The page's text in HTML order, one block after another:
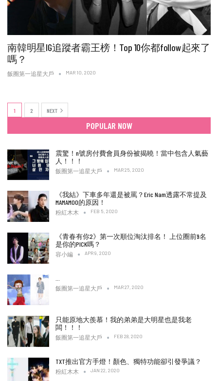
南韓明星IG追蹤者霸王榜！Top 10你都follow起來了
嗎？
飯圈第一追星大戶 MAR 10, 2020
1 2 NEXT
POPULAR NOW
震驚！n號房付費會員身份被揭曉！當中包含人氣藝
人！！！
飯圈第一追星大戶 MAR 25, 2020
《我結》下車多年還是被罵？Eric Nam透露不常提及
MAMAMOO的原因！
粉紅木木 FEB 5, 2020
《青春有你2》第一次順位淘汰排名！ 上位圈前9名
是你的PICK嗎？
容小編 APR 9, 2020
飯圈第一追星大戶 MAR 27, 2020
只能原地大羨慕！我的弟弟是大明星也是我老
闆！！！
飯圈第一追星大戶 FEB 28, 2020
TXT推出官方手燈！顏色、獨特功能卻引發爭議？
粉紅木木 JAN 22, 2020